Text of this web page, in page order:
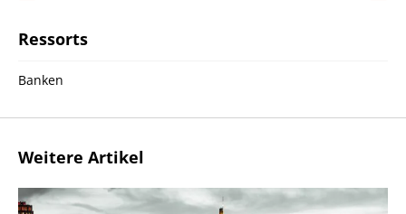
Ressorts
Banken
Weitere Artikel